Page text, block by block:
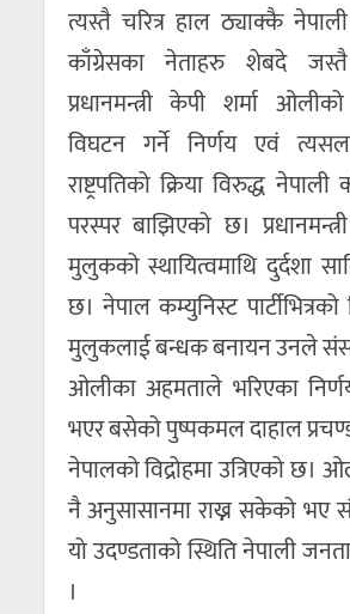
त्यस्तै चरित्र हाल ठ्याक्कै
काँग्रेसका नेताहरु शेबदे जस्तै
प्रधानमन्त्री केपी शर्मा ओलीको
विघटन गर्ने निर्णय एवं
राष्ट्रपतिको क्रिया विरुद्ध
परस्पर बाझिएको छ।
मुलुकको स्थायित्वमाथि दुर्दशा
छ। नेपाल कम्युनिस्ट पार्टीभित्रको
मुलुकलाई बन्धक बनायन उनले
ओलीका अहमताले भरिएका
भएर बसेको पुष्पकमल दाहाल
नेपालको विद्रोहमा उत्रिएको छ।
नै अनुसासानमा राख्न सकेको भए
यो उदण्डताको स्थिति नेपाली
।